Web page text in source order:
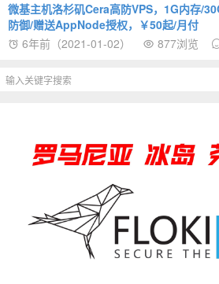
微基主机洛杉矶Cera高防VPS，1G内存/
防御/赠送AppNode授权，￥50起/月付
6年前（2021-01-02）
877浏览